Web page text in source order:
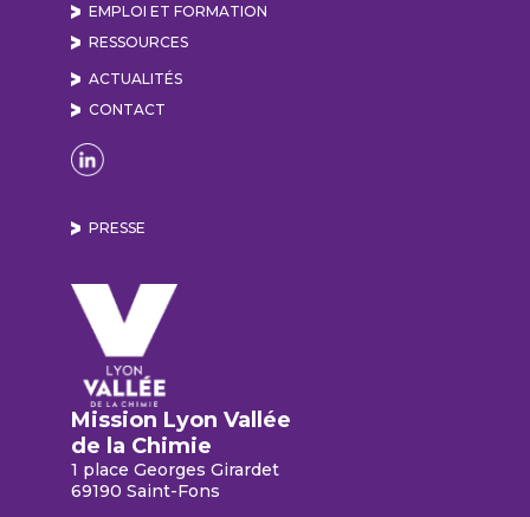
EMPLOI ET FORMATION
RESSOURCES
ACTUALITÉS
CONTACT
Naviguer sur la page Linkedin de Lyon Vallée
PRESSE
Mission Lyon Vallée
de la Chimie
1 place Georges Girardet
69190 Saint-Fons